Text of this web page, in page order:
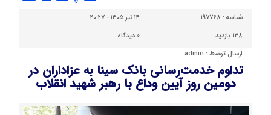
شناسه : 197768
۱۴ تیر ۱۴۰۵ - ۲۰:۲۷
138 بازدید
0 دیدگاه
ارسال توسط : admin
تداوم خدمت‌رسانی بانک سینا به عزاداران در
دومین روز آیین وداع با رهبر شهید انقلاب